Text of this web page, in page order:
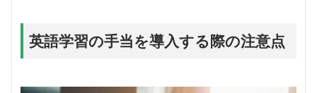
英語学習の手当を導入する際の注意点